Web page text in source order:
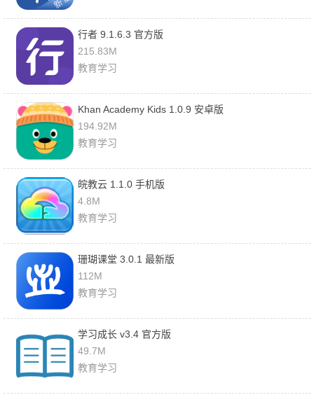
行者 9.1.6.3 官方版
215.83M
教育学习
Khan Academy Kids 1.0.9 安卓版
194.92M
教育学习
皖教云 1.1.0 手机版
4.8M
教育学习
珊瑚课堂 3.0.1 最新版
112M
教育学习
学习成长 v3.4 官方版
49.7M
教育学习